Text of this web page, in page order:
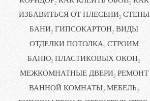
2 2
ИЗБАВИТЬСЯ ОТ ПЛЕСЕНИ2 СТЕНЫ
БАНИ2 ГИПСОКАРТОН2 ВИДЫ
ОТДЕЛКИ ПОТОЛКА2 СТРОИМ
БАНЮ2 ПЛАСТИКОВЫХ ОКОН2
МЕЖКОМНАТНЫЕ ДВЕРИ2 РЕМОНТ
ВАННОЙ КОМНАТЫ2 МЕБЕЛЬ2